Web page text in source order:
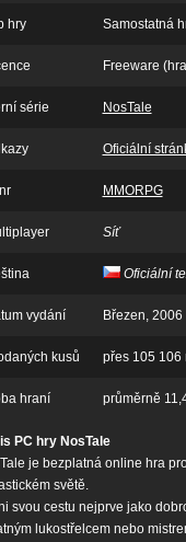
hry Samostatná
Freeware
série NosTale
Oficiální
MMORPG
Síť
Oficiální
vydání Březen, 2006
kusů přes 105 106
hraní průměrně
PC hry NosTale
je bezplatná online hra
světě.
svou cestu nejprve jako
lukostřelcem nebo